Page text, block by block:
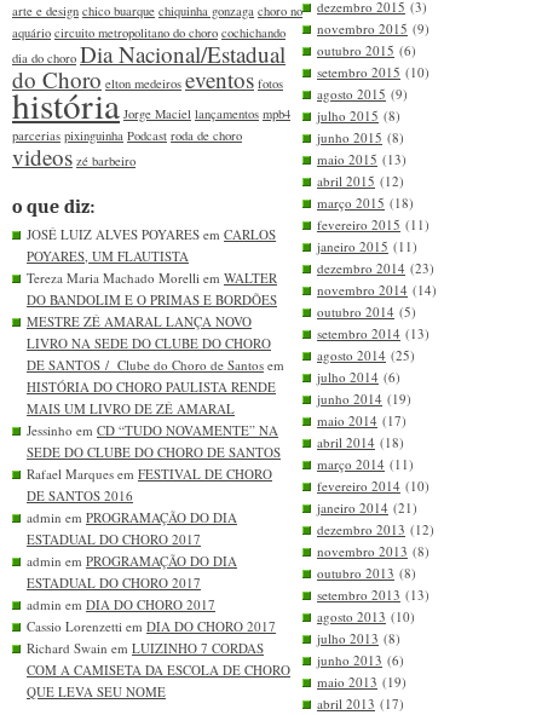
arte e design chico buarque chiquinha gonzaga choro no
aquário circuito metropolitano do choro cochichando
dia do choro Dia Nacional/Estadual
do Choro elton medeiros eventos fotos
história Jorge Maciel lançamentos mpb4
parcerias pixinguinha Podcast roda de choro
videos zé barbeiro
o que diz:
JOSÉ LUIZ ALVES POYARES em CARLOS
POYARES, UM FLAUTISTA
Tereza Maria Machado Morelli em WALTER
DO BANDOLIM E O PRIMAS E BORDÕES
MESTRE ZÉ AMARAL LANÇA NOVO
LIVRO NA SEDE DO CLUBE DO CHORO
DE SANTOS / Clube do Choro de Santos em
HISTÓRIA DO CHORO PAULISTA RENDE
MAIS UM LIVRO DE ZÉ AMARAL
Jessinho em CD “TUDO NOVAMENTE” NA
SEDE DO CLUBE DO CHORO DE SANTOS
Rafael Marques em FESTIVAL DE CHORO
DE SANTOS 2016
admin em PROGRAMAÇÃO DO DIA
ESTADUAL DO CHORO 2017
admin em PROGRAMAÇÃO DO DIA
ESTADUAL DO CHORO 2017
admin em DIA DO CHORO 2017
Cassio Lorenzetti em DIA DO CHORO 2017
Richard Swain em LUIZINHO 7 CORDAS
COM A CAMISETA DA ESCOLA DE CHORO
QUE LEVA SEU NOME
dezembro 2015 (3)
novembro 2015 (9)
outubro 2015 (6)
setembro 2015 (10)
agosto 2015 (9)
julho 2015 (8)
junho 2015 (8)
maio 2015 (13)
abril 2015 (12)
março 2015 (18)
fevereiro 2015 (11)
janeiro 2015 (11)
dezembro 2014 (23)
novembro 2014 (14)
outubro 2014 (5)
setembro 2014 (13)
agosto 2014 (25)
julho 2014 (6)
junho 2014 (19)
maio 2014 (17)
abril 2014 (18)
março 2014 (11)
fevereiro 2014 (10)
janeiro 2014 (21)
dezembro 2013 (12)
novembro 2013 (8)
outubro 2013 (8)
setembro 2013 (13)
agosto 2013 (10)
julho 2013 (8)
junho 2013 (6)
maio 2013 (19)
abril 2013 (17)